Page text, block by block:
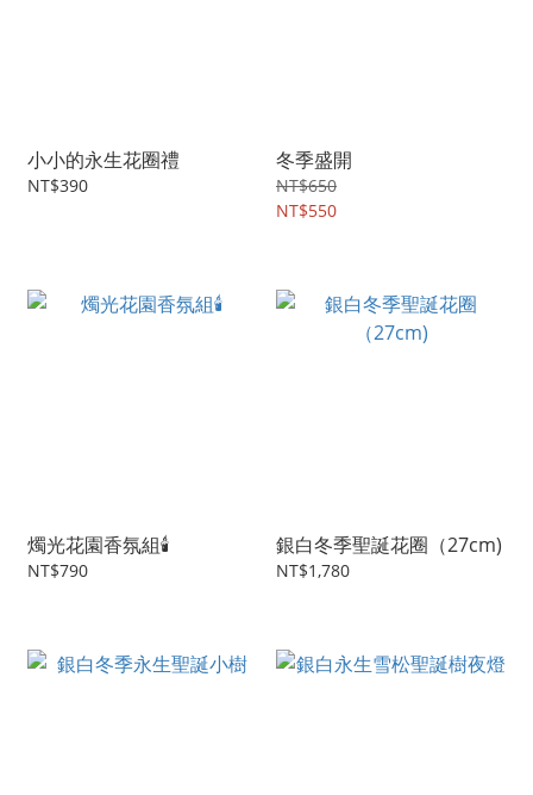
小小的永生花圈禮
NT$390
冬季盛開
NT$650
NT$550
燭光花園香氛組🕯️
NT$790
銀白冬季聖誕花圈（27cm)
NT$1,780